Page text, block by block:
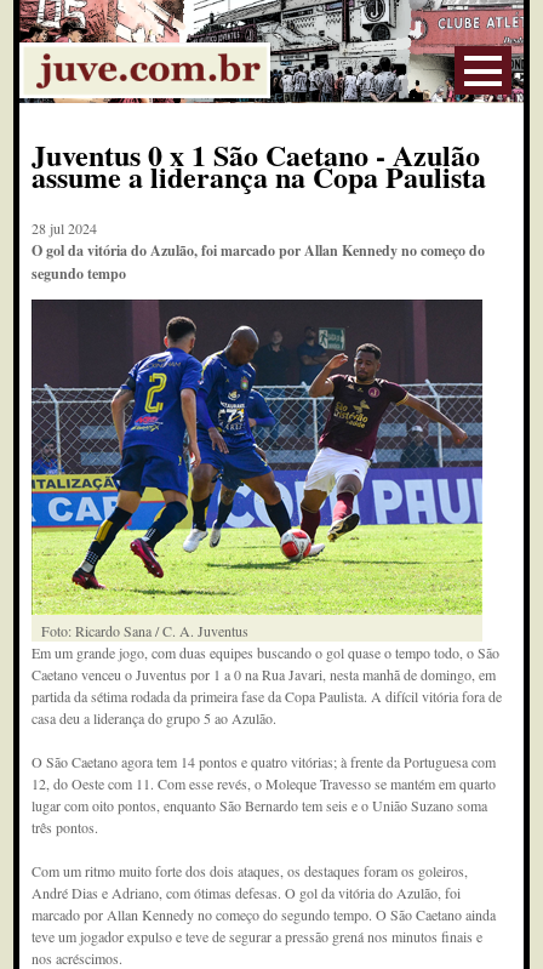
Juventus 0 x 1 São Caetano - Azulão
assume a liderança na Copa Paulista
28 jul 2024
O gol da vitória do Azulão, foi marcado por Allan Kennedy no começo do
segundo tempo
Foto: Ricardo Sana / C. A. Juventus
Em um grande jogo, com duas equipes buscando o gol quase o tempo todo, o São
Caetano venceu o Juventus por 1 a 0 na Rua Javari, nesta manhã de domingo, em
partida da sétima rodada da primeira fase da Copa Paulista. A difícil vitória fora de
casa deu a liderança do grupo 5 ao Azulão.
O São Caetano agora tem 14 pontos e quatro vitórias; à frente da Portuguesa com
12, do Oeste com 11. Com esse revés, o Moleque Travesso se mantém em quarto
lugar com oito pontos, enquanto São Bernardo tem seis e o União Suzano soma
três pontos.
Com um ritmo muito forte dos dois ataques, os destaques foram os goleiros,
André Dias e Adriano, com ótimas defesas. O gol da vitória do Azulão, foi
marcado por Allan Kennedy no começo do segundo tempo. O São Caetano ainda
teve um jogador expulso e teve de segurar a pressão grená nos minutos finais e
nos acréscimos.